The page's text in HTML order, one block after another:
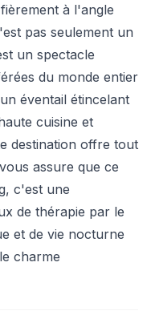
à l'angle
pas seulement un
un spectacle
du monde entier
éventail étincelant
cuisine et
destination offre tout
assure que ce
c'est une
de thérapie par le
et de vie nocturne
charme